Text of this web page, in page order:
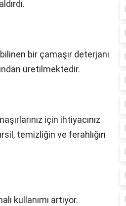
bir çamaşır deterjanı
üretilmektedir.
için ihtiyacınız
temizliğin ve ferahlığın
kullanımı artıyor.